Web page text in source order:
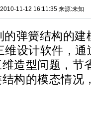
11-12 16:11:35 来源:未知
弹簧结构的
设计软件，通
造型问题，节
构的模态情况